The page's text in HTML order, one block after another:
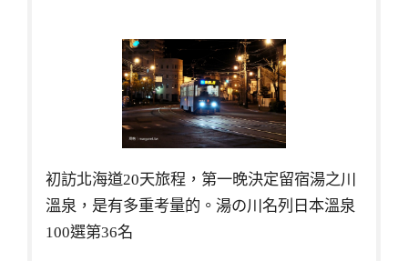
初訪北海道20天旅程，第一晚決定留宿湯之川
溫泉，是有多重考量的。湯の川名列日本溫泉
100選第36名